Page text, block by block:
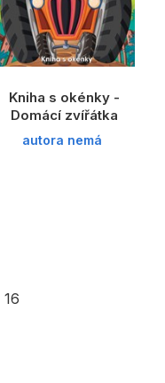
Kniha s okénky -
Domácí zvířátka
autora nemá
16